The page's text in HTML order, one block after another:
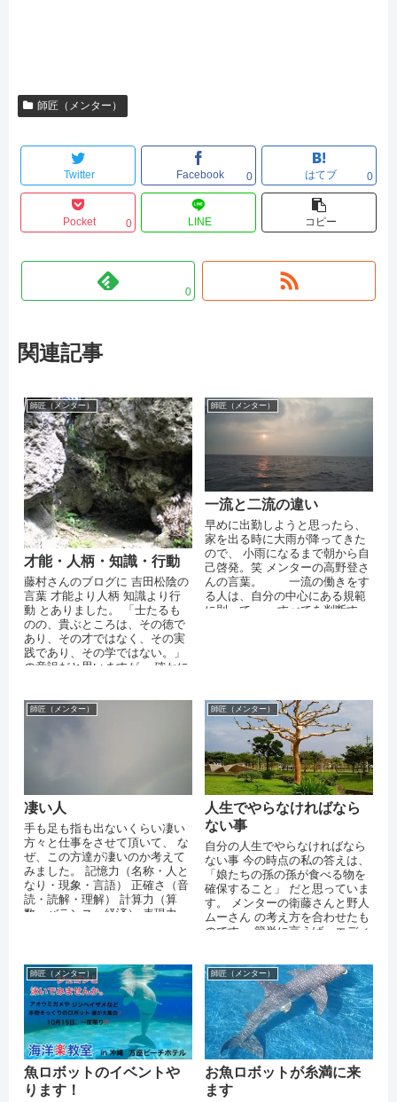
師匠（メンター）
Twitter Facebook 0 はてブ 0
Pocket 0 LINE コピー
0
関連記事
師匠（メンター）
才能・人柄・知識・行動
藤村さんのブログに 吉田松陰の
言葉 才能より人柄 知識より行
動 とありました。 「士たるも
のの、貴ぶところは、その徳で
あり、その才ではなく、その実
践であり、その学ではない。」
の意訳だと思いますが、 確かに
師匠（メンター）
一流と二流の違い
早めに出勤しようと思ったら、
家を出る時に大雨が降ってきた
ので、 小雨になるまで朝から自
己啓発。笑 メンターの高野登さ
んの言葉。 一流の働きをす
る人は、自分の中心にある規範
に則って、 すべてを判断す
師匠（メンター）
凄い人
手も足も指も出ないくらい凄い
方々と仕事をさせて頂いて、 な
ぜ、この方達が凄いのか考えて
みました。 記憶力（名称・人と
なり・現象・言語） 正確さ（音
読・読解・理解） 計算力（算
数・バランス・経済） 表現力・
師匠（メンター）
人生でやらなければなら
ない事
自分の人生でやらなければなら
ない事 今の時点の私の答えは、
「娘たちの孫の孫が食べる物を
確保すること」 だと思っていま
す。 メンターの衛藤さんと野人
ムーさん の考え方を合わせたも
のです。 簡単に言えば、エディ
師匠（メンター）
魚ロボットのイベントや
ります！
師匠（メンター）
お魚ロボットが糸満に来
ます